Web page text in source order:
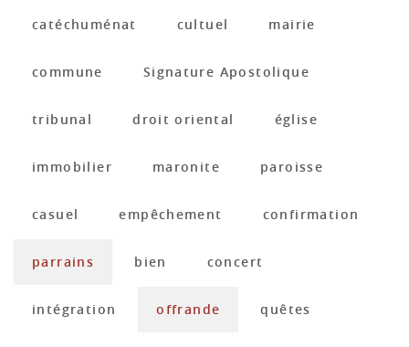
catéchuménat cultuel mairie
commune Signature Apostolique
tribunal droit oriental église
immobilier maronite paroisse
casuel empêchement confirmation
parrains bien concert
intégration offrande quêtes